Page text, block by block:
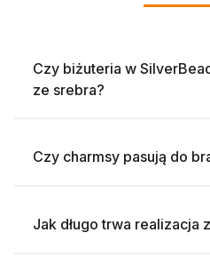
Czy biżuteria w
ze srebra?
Czy charmsy pasują do
Jak długo trwa realizacja